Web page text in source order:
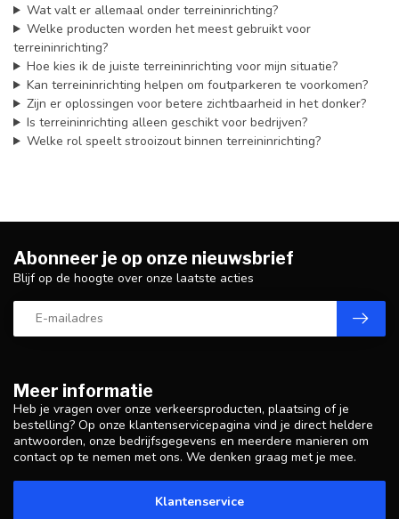
Wat valt er allemaal onder terreininrichting?
Welke producten worden het meest gebruikt voor
terreininrichting?
Hoe kies ik de juiste terreininrichting voor mijn situatie?
Kan terreininrichting helpen om foutparkeren te voorkomen?
Zijn er oplossingen voor betere zichtbaarheid in het donker?
Is terreininrichting alleen geschikt voor bedrijven?
Welke rol speelt strooizout binnen terreininrichting?
Meer informatie
Heb je vragen over onze verkeersproducten, plaatsing of je
bestelling? Op onze klantenservicepagina vind je direct heldere
antwoorden, onze bedrijfsgegevens en meerdere manieren om
contact op te nemen met ons. We denken graag met je mee.
Klantenservice
Abonneer je op onze nieuwsbrief
Blijf op de hoogte over onze laatste acties